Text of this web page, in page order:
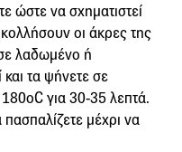
ώστε να σχηματιστεί
οι άκρες της
λαδωμένο ή
τα ψήνετε σε
για 30-35 λεπτά.
μέχρι να